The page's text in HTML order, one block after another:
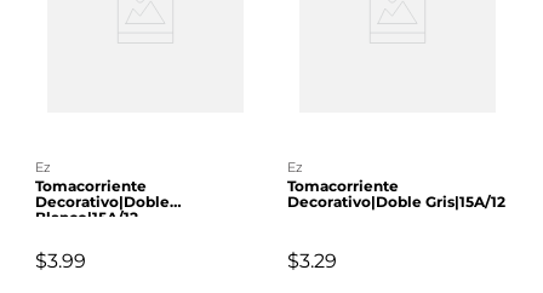
ez
Tomacorriente
Decorativo|Doble
Blanco|15A/12
$3.99
ez
Tomacorriente
Decorativo|Doble Gris|15A/12
$3.29